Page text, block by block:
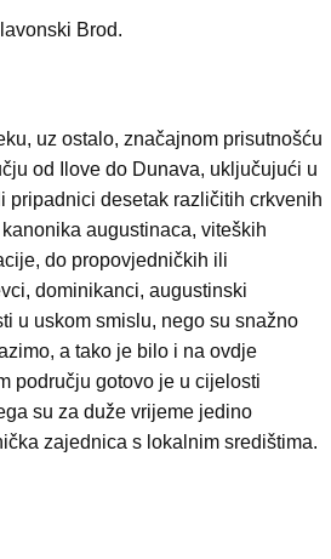
Brod.
uz ostalo, značajnom prisutnošću
od Ilove do Dunava, uključujući u
pripadnici desetak različitih crkvenih
augustinaca, viteških
do propovjedničkih ili
dominikanci, augustinski
u uskom smislu, nego su snažno
a tako je bilo i na ovdje
području gotovo je u cijelosti
su za duže vrijeme jedino
zajednica s lokalnim središtima.